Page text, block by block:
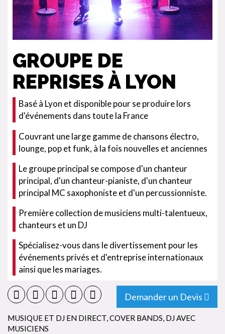
GROUPE DE
REPRISES À LYON
Basé à Lyon et disponible pour se produire lors
d'événements dans toute la France
Couvrant une large gamme de chansons électro,
lounge, pop et funk, à la fois nouvelles et anciennes
Le groupe principal se compose d'un chanteur
principal, d'un chanteur-pianiste, d'un chanteur
principal MC saxophoniste et d'un percussionniste.
Première collection de musiciens multi-talentueux,
chanteurs et un DJ
Spécialisez-vous dans le divertissement pour les
événements privés et d'entreprise internationaux
ainsi que les mariages.
Demander un Devis
MUSIQUE ET DJ EN DIRECT,COVER BANDS, DJ AVEC
MUSICIENS